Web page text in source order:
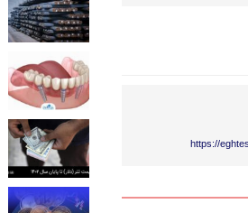
https://